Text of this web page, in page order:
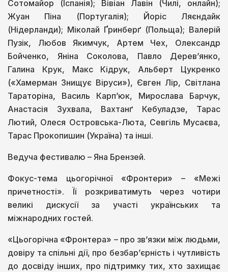
Сотомайор (Іспанія); Вівіан Лавін (Чилі, онлайн);
Жуан Піна (Португалія); Йоріс Ляєндайк
(Нідерланди); Міколай Ґринберґ (Польща); Валерій
Пузік, Любов Якимчук, Артем Чех, Олександр
Бойченко, Яніна Соколова, Павло Деревʼянко,
Галина Крук, Макс Кідрук, Альберт Цукренко
(«Хамерман Знищує Віруси»), Євген Лір, Світлана
Тараторіна, Василь Карпʼюк, Мирослава Барчук,
Анастасія Зухвала, Вахтанґ Кебуладзе, Тарас
Лютий, Олеся Островська-Люта, Севгіль Мусаєва,
Тарас Прокопишин (Україна) та інші.
Ведуча фестивалю – Яна Брензей.
Фокус-тема цьогорічної «Фронтери» – «Межі
причетності». Її розкриватимуть через чотири
великі дискусії за участі українських та
міжнародних гостей.
«Цьогорічна «Фронтера» – про зв’язки між людьми,
довіру та спільні дії, про безбар’єрність і чутливість
до досвіду інших, про підтримку тих, хто захищає